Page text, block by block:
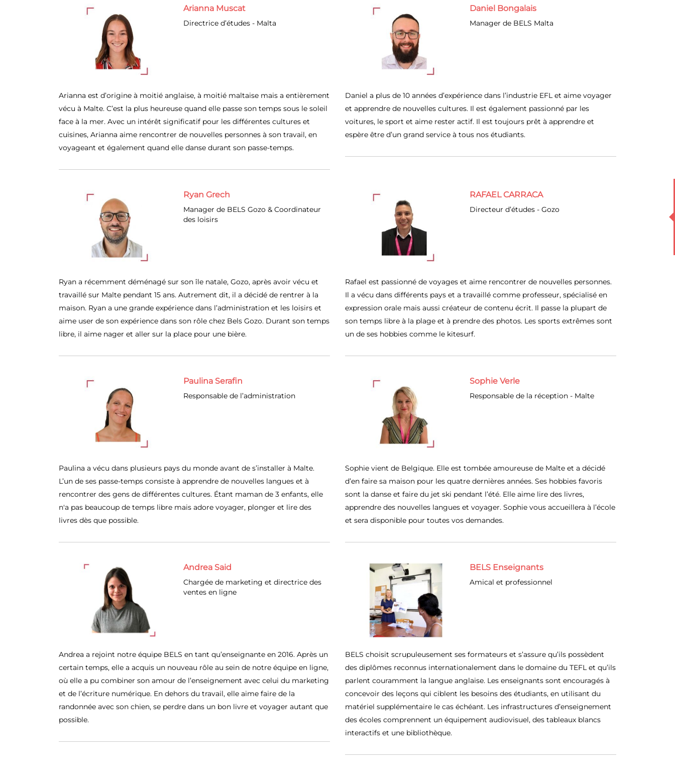
Arianna Muscat
Directrice d’études - Malta
Arianna est d’origine à moitié anglaise, à moitié maltaise mais a entièrement
vécu à Malte. C’est la plus heureuse quand elle passe son temps sous le soleil
face à la mer. Avec un intérêt significatif pour les différentes cultures et
cuisines, Arianna aime rencontrer de nouvelles personnes à son travail, en
voyageant et également quand elle danse durant son passe-temps.
Daniel Bongalais
Manager de BELS Malta
Daniel a plus de 10 années d’expérience dans l’industrie EFL et aime voyager
et apprendre de nouvelles cultures. Il est également passionné par les
voitures, le sport et aime rester actif. Il est toujours prêt à apprendre et
espère être d’un grand service à tous nos étudiants.
Ryan Grech
Manager de BELS Gozo & Coordinateur
des loisirs
Ryan a récemment déménagé sur son île natale, Gozo, après avoir vécu et
travaillé sur Malte pendant 15 ans. Autrement dit, il a décidé de rentrer à la
maison. Ryan a une grande expérience dans l’administration et les loisirs et
aime user de son expérience dans son rôle chez Bels Gozo. Durant son temps
libre, il aime nager et aller sur la place pour une bière.
RAFAEL CARRACA
Directeur d’études - Gozo
Rafael est passionné de voyages et aime rencontrer de nouvelles personnes.
Il a vécu dans différents pays et a travaillé comme professeur, spécialisé en
expression orale mais aussi créateur de contenu écrit. Il passe la plupart de
son temps libre à la plage et à prendre des photos. Les sports extrêmes sont
un de ses hobbies comme le kitesurf.
Paulina Serafin
Responsable de l’administration
Paulina a vécu dans plusieurs pays du monde avant de s’installer à Malte.
L’un de ses passe-temps consiste à apprendre de nouvelles langues et à
rencontrer des gens de différentes cultures. Étant maman de 3 enfants, elle
n'a pas beaucoup de temps libre mais adore voyager, plonger et lire des
livres dès que possible.
Sophie Verle
Responsable de la réception - Malte
Sophie vient de Belgique. Elle est tombée amoureuse de Malte et a décidé
d’en faire sa maison pour les quatre dernières années. Ses hobbies favoris
sont la danse et faire du jet ski pendant l’été. Elle aime lire des livres,
apprendre des nouvelles langues et voyager. Sophie vous accueillera à l’école
et sera disponible pour toutes vos demandes.
Andrea Said
Chargée de marketing et directrice des
ventes en ligne
Andrea a rejoint notre équipe BELS en tant qu’enseignante en 2016. Après un
certain temps, elle a acquis un nouveau rôle au sein de notre équipe en ligne,
où elle a pu combiner son amour de l’enseignement avec celui du marketing
et de l’écriture numérique. En dehors du travail, elle aime faire de la
randonnée avec son chien, se perdre dans un bon livre et voyager autant que
possible.
BELS Enseignants
Amical et professionnel
BELS choisit scrupuleusement ses formateurs et s’assure qu’ils possèdent
des diplômes reconnus internationalement dans le domaine du TEFL et qu’ils
parlent couramment la langue anglaise. Les enseignants sont encouragés à
concevoir des leçons qui ciblent les besoins des étudiants, en utilisant du
matériel supplémentaire le cas échéant. Les infrastructures d’enseignement
des écoles comprennent un équipement audiovisuel, des tableaux blancs
interactifs et une bibliothèque.